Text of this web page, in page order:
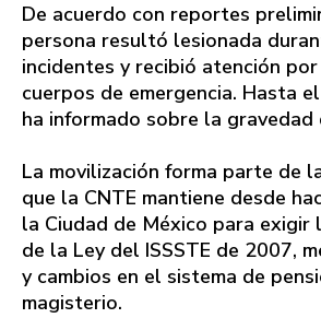
De acuerdo con reportes
persona resultó lesionada
incidentes y recibió atención
cuerpos de emergencia. Hasta
ha informado sobre la gravedad
La movilización forma parte de
que la CNTE mantiene desde
la Ciudad de México para exigir
de la Ley del ISSSTE de 2007,
y cambios en el sistema de
magisterio.